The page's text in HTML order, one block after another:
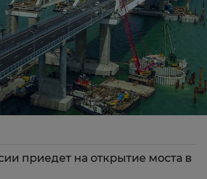
приедет на открытие моста в